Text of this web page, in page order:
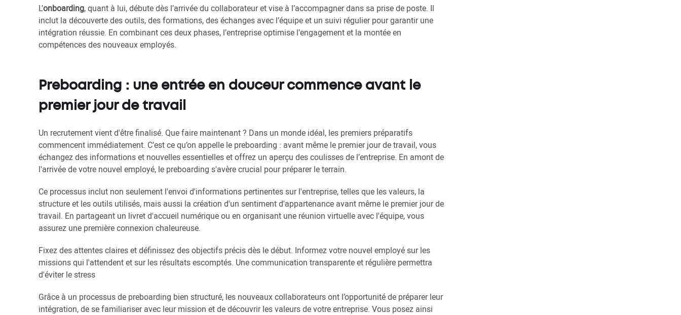
L’onboarding, quant à lui, débute dès l’arrivée du collaborateur et vise à l’accompagner dans sa prise de poste. Il
inclut la découverte des outils, des formations, des échanges avec l’équipe et un suivi régulier pour garantir une
intégration réussie. En combinant ces deux phases, l’entreprise optimise l’engagement et la montée en
compétences des nouveaux employés.
Preboarding : une entrée en douceur commence avant le
premier jour de travail
Un recrutement vient d'être finalisé. Que faire maintenant ? Dans un monde idéal, les premiers préparatifs
commencent immédiatement. C’est ce qu’on appelle le preboarding : avant même le premier jour de travail, vous
échangez des informations et nouvelles essentielles et offrez un aperçu des coulisses de l’entreprise. En amont de
l'arrivée de votre nouvel employé, le preboarding s'avère crucial pour préparer le terrain.
Ce processus inclut non seulement l'envoi d'informations pertinentes sur l'entreprise, telles que les valeurs, la
structure et les outils utilisés, mais aussi la création d'un sentiment d'appartenance avant même le premier jour de
travail. En partageant un livret d'accueil numérique ou en organisant une réunion virtuelle avec l'équipe, vous
assurez une première connexion chaleureuse.
Fixez des attentes claires et définissez des objectifs précis dès le début. Informez votre nouvel employé sur les
missions qui l'attendent et sur les résultats escomptés. Une communication transparente et régulière permettra
d'éviter le stress
Grâce à un processus de preboarding bien structuré, les nouveaux collaborateurs ont l’opportunité de préparer leur
intégration, de se familiariser avec leur mission et de découvrir les valeurs de votre entreprise. Vous posez ainsi